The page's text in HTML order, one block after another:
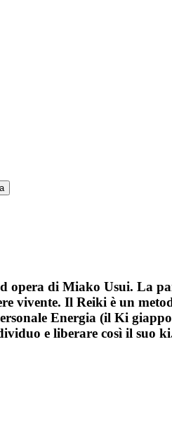
opera di Miako Usui. La
Il Reiki è un
Energia (il Ki
e liberare così il suo